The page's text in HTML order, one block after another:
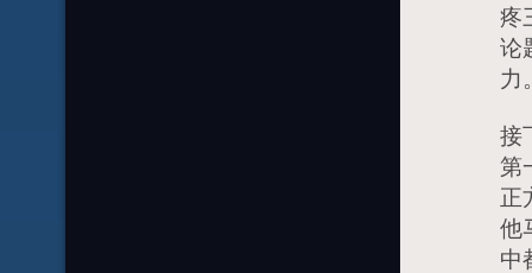
疼
论
力
接
第
正
他
中